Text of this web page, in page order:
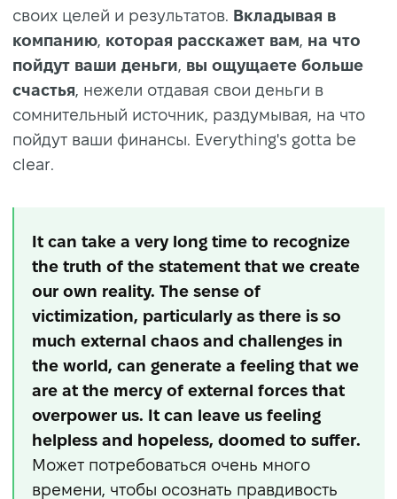
своих целей и результатов. Вкладывая в
компанию которая расскажет вам на что
пойдут ваши деньги вы ощущаете больше
счастья , нежели отдавая свои деньги в
сомнительный источник, раздумывая, на что
пойдут ваши финансы. Everything's gotta be
clear.
It can take a very long time to recognize
the truth of the statement that we create
our own reality. The sense of
victimization, particularly as there is so
much external chaos and challenges in
the world, can generate a feeling that we
are at the mercy of external forces that
overpower us. It can leave us feeling
helpless and hopeless, doomed to suffer.
Может потребоваться очень много
времени, чтобы осознать правдивость